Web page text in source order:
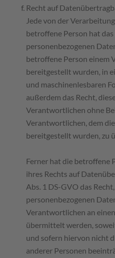
Recht auf
Jede von der
betroffene Person hat
personenbezogenen
betroffene Person einem
bereitgestellt wurden, in
und maschinenlesbaren
außerdem das Recht,
Verantwortlichen ohne
Verantwortlichen, dem
bereitgestellt wurden, zu
Ferner hat die betroffene
ihres Rechts auf
Abs. 1 DS-GVO das
personenbezogenen
Verantwortlichen an
übermittelt werden,
und sofern hiervon nicht
anderer Personen